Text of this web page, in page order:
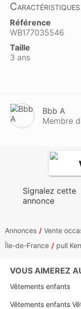
Caractéristiques
Référence
WB177035546
Taille
3 ans
Bbb A
Membre
Signalez cette
annonce
Annonces Vente
Île-de-France
pull
VOUS AIMEREZ
Vêtements enfants
Vêtements enfants